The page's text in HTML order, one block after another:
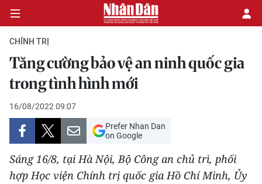
CHÍNH TRỊ
KINH TẾ
VĂN HÓA
XÃ HỘI
CHÍNH TRỊ
Tăng cường bảo vệ an ninh quốc gia
trong tình hình mới
16/08/2022 09:07
Prefer Nhan Dan
on Google
Sáng 16/8, tại Hà Nội, Bộ Công an chủ trì, phối
hợp Học viện Chính trị quốc gia Hồ Chí Minh, Ủy